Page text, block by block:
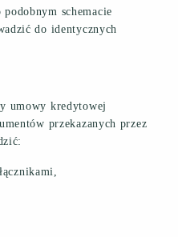
schemacie
do identycznych
umowy kredytowej
przekazanych przez